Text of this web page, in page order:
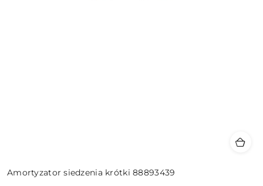
Amortyzator siedzenia krótki 88893439